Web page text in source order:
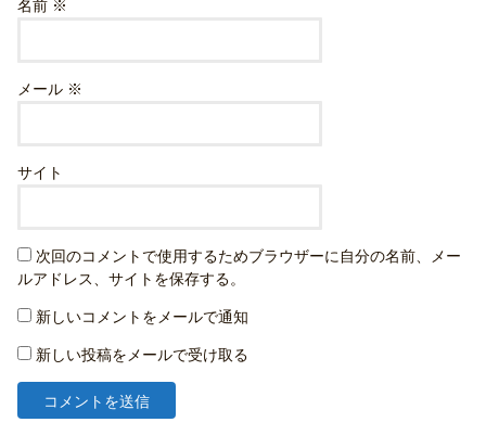
名前 ※
メール ※
サイト
次回のコメントで使用するためブラウザーに自分の名前、メー
ルアドレス、サイトを保存する。
新しいコメントをメールで通知
新しい投稿をメールで受け取る